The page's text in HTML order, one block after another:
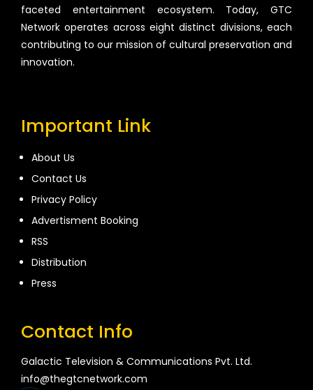
faceted entertainment ecosystem. Today, GTC
Network operates across eight distinct divisions, each
contributing to our mission of cultural preservation and
innovation.
Important Link
About Us
Contact Us
Privacy Policy
Advertisment Booking
RSS
Distribution
Press
Contact Info
Galactic Television & Communications Pvt. Ltd.
info@thegtcnetwork.com